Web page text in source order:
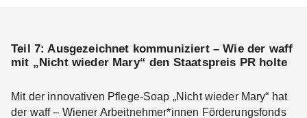
Teil 7: Ausgezeichnet kommuniziert – Wie der waff
mit „Nicht wieder Mary“ den Staatspreis PR holte
Mit der innovativen Pflege-Soap „Nicht wieder Mary“ hat
der waff – Wiener Arbeitnehmer*innen Förderungsfonds